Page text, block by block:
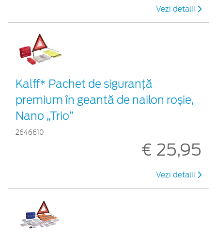
Vezi detalii
Kalff* Pachet de siguranţă
premium în geantă de nailon roșie,
Nano „Trio”
2646610
€ 25,95
Vezi detalii